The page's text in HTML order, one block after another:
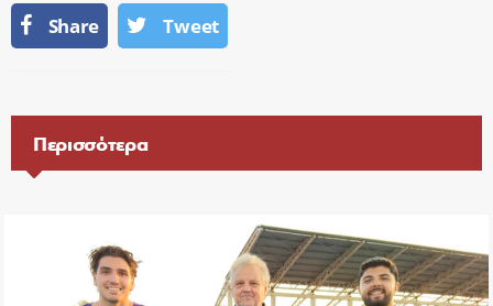
Share Tweet
Περισσότερα